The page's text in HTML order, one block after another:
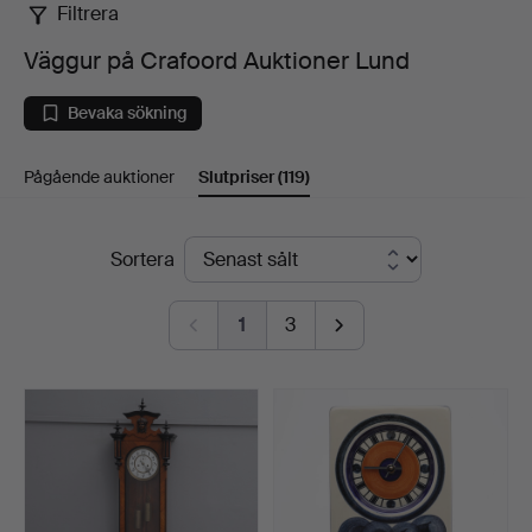
Väggur
på
Crafoord
Auktioner
Filtrera
Väggur på Crafoord Auktioner Lund
Bevaka sökning
Pågående auktioner Slutpriser(119)
SlutpriserSortera
1 3